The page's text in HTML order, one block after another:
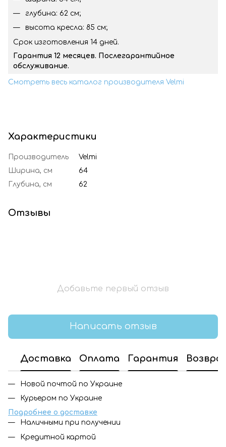
глубина: 62 см;
высота кресла: 85 см;
Срок изготовления 14 дней.
Гарантия 12 месяцев. Послегарантийное
обслуживание.
Смотреть весь каталог производителя Velmi
Характеристики
Производитель
Velmi
Ширина, см
64
Глубина, см
62
Отзывы
Добавьте первый отзыв
Написать отзыв
Доставка Оплата Гарантия
Новой почтой по Украине
Курьером по Украине
Подробнее о доставке
Наличными при получении
Кредитной картой